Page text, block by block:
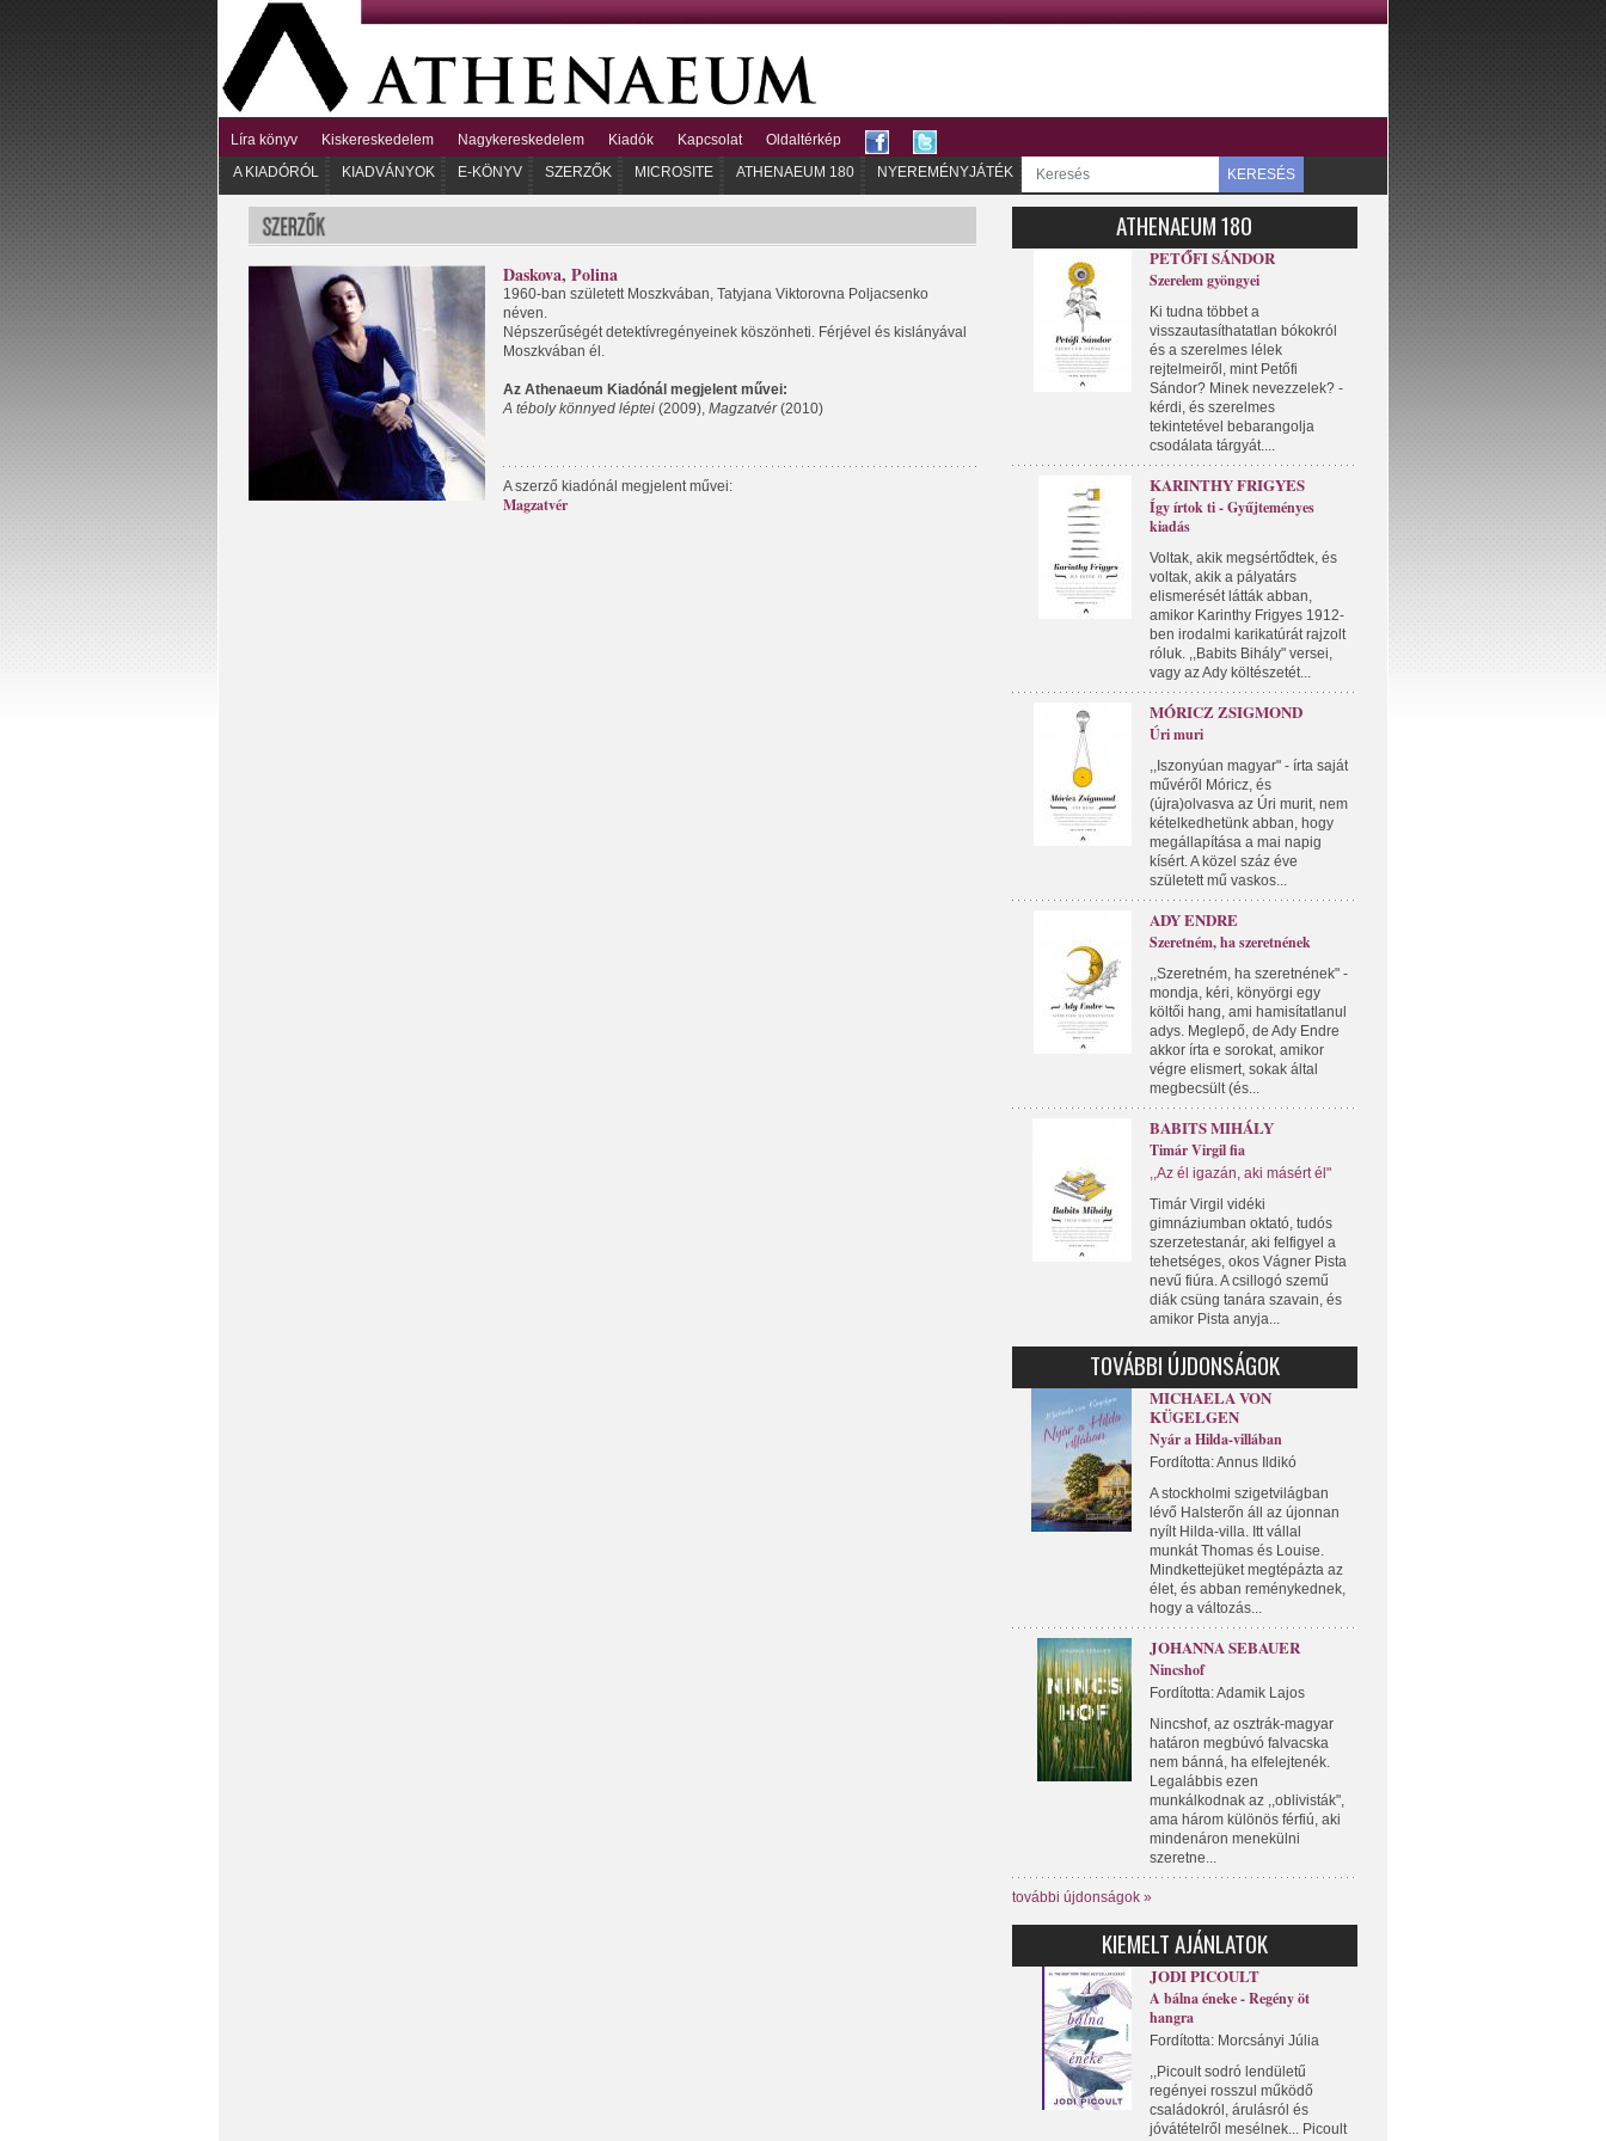
Líra könyv Kiskereskedelem Nagykereskedelem Kiadók Kapcsolat
Oldaltérkép
A KIADÓRÓL
KIADVÁNYOK E-KÖNYV SZERZŐK MICROSITE ATHENAEUM 180 NYEREMÉNYJÁTÉK KERESÉS
Daskova, Polina
1960-ban született Moszkvában, Tatyjana Viktorovna Poljacsenko
néven.
Népszerűségét detektívregényeinek köszönheti. Férjével és kislányával
Moszkvában él.
Az Athenaeum Kiadónál megjelent művei:
A téboly könnyed léptei (2009), Magzatvér(2010)
A szerző kiadónál megjelent művei:
Magzatvér
ATHENAEUM 180
PETŐFI SÁNDOR
Szerelem gyöngyei
Ki tudna többet a
visszautasíthatatlan bókokról
és a szerelmes lélek
rejtelmeiről, mint Petőfi
Sándor? Minek nevezzelek? -
kérdi, és szerelmes
tekintetével bebarangolja
csodálata tárgyát....
KARINTHY FRIGYES
Így írtok ti - Gyűjteményes
kiadás
Voltak, akik megsértődtek, és
voltak, akik a pályatárs
elismerését látták abban,
amikor Karinthy Frigyes 1912-
ben irodalmi karikatúrát rajzolt
róluk. ,,Babits Bihály" versei,
vagy az Ady költészetét...
MÓRICZ ZSIGMOND
Úri muri
,,Iszonyúan magyar" - írta saját
művéről Móricz, és
(újra)olvasva az Úri murit, nem
kételkedhetünk abban, hogy
megállapítása a mai napig
kísért. A közel száz éve
született mű vaskos...
ADY ENDRE
Szeretném, ha szeretnének
,,Szeretném, ha szeretnének" -
mondja, kéri, könyörgi egy
költői hang, ami hamisítatlanul
adys. Meglepő, de Ady Endre
akkor írta e sorokat, amikor
végre elismert, sokak által
megbecsült (és...
BABITS MIHÁLY
Timár Virgil fia
,,Az él igazán, aki másért él"
Timár Virgil vidéki
gimnáziumban oktató, tudós
szerzetestanár, aki felfigyel a
tehetséges, okos Vágner Pista
nevű fiúra. A csillogó szemű
diák csüng tanára szavain, és
amikor Pista anyja...
TOVÁBBI ÚJDONSÁGOK
MICHAELA VON
KÜGELGEN
Nyár a Hilda-villában
Fordította: Annus Ildikó
A stockholmi szigetvilágban
lévő Halsterőn áll az újonnan
nyílt Hilda-villa. Itt vállal
munkát Thomas és Louise.
Mindkettejüket megtépázta az
élet, és abban reménykednek,
hogy a változás...
JOHANNA SEBAUER
Nincshof
Fordította: Adamik Lajos
Nincshof, az osztrák-magyar
határon megbúvó falvacska
nem bánná, ha elfelejtenék.
Legalábbis ezen
munkálkodnak az ,,oblivisták",
ama három különös férfiú, aki
mindenáron menekülni
szeretne...
további újdonságok »
KIEMELT AJÁNLATOK
JODI PICOULT
A bálna éneke - Regény öt
hangra
Fordította: Morcsányi Júlia
,,Picoult sodró lendületű
regényei rosszul működő
családokról, árulásról és
jóvátételről mesélnek... Picoult